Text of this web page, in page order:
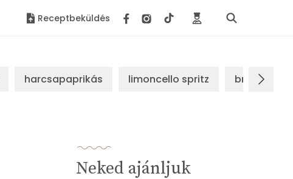
Receptbeküldés
harcsapaprikás limoncello spritz brassói
Neked ajánljuk